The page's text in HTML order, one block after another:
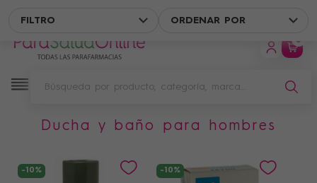
0
ORDENAR POR
FILTRO
ducha y baño para hombres
-10% -10%